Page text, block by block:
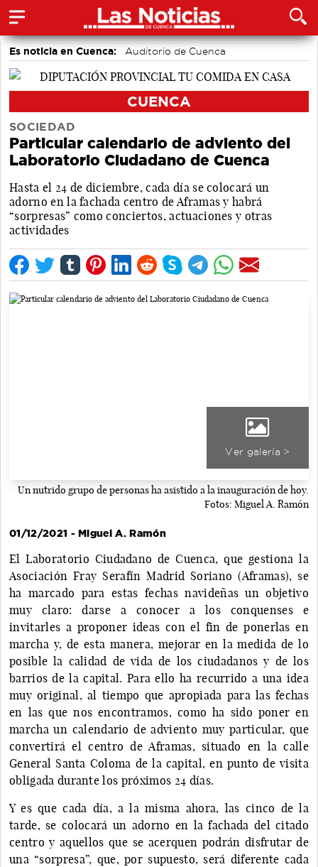
Es noticia en Cuenca: Auditorio de Cuenca
CUENCA
SOCIEDAD
Particular calendario de adviento del
Laboratorio Ciudadano de Cuenca
Hasta el 24 de diciembre, cada día se colocará un
adorno en la fachada centro de Aframas y habrá
“sorpresas” como conciertos, actuaciones y otras
actividades
Ver galería >
Un nutrido grupo de personas ha asistido a la inauguración de hoy.
Fotos: Miguel A. Ramón
01/12/2021 - Miguel A. Ramón
El Laboratorio Ciudadano de Cuenca, que gestiona la
Asociación Fray Serafín Madrid Soriano (Aframas), se
ha marcado para estas fechas navideñas un objetivo
muy claro: darse a conocer a los conquenses e
invitarles a proponer ideas con el fin de ponerlas en
marcha y, de esta manera, mejorar en la medida de lo
posible la calidad de vida de los ciudadanos y de los
barrios de la capital. Para ello ha recurrido a una idea
muy original, al tiempo que apropiada para las fechas
en las que nos encontramos, como ha sido poner en
marcha un calendario de adviento muy particular, que
convertirá el centro de Aframas, situado en la calle
General Santa Coloma de la capital, en punto de visita
obligada durante los próximos 24 días.
Y es que cada día, a la misma ahora, las cinco de la
tarde, se colocará un adorno en la fachada del citado
centro y aquellos que se acerquen podrán disfrutar de
una “sorpresa”, que, por supuesto, será diferente cada